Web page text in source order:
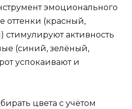
эмоционального
оттенки (красный,
активность
(синий, зелёный,
успокаивают и
цвета с учётом